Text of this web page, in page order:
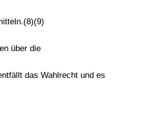
über die
das Wahlrecht und es